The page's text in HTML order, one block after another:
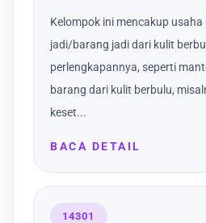
Kelompok ini mencakup
jadi/barang jadi dari kulit
perlengkapannya, seperti
barang dari kulit berbulu,
keset...
BACA DETAIL
14301